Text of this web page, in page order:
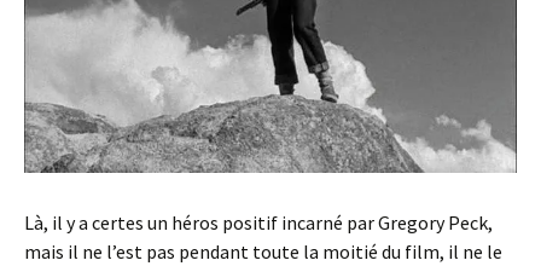
Là, il y a certes un héros positif incarné par Gregory Peck,
mais il ne l’est pas pendant toute la moitié du film, il ne le